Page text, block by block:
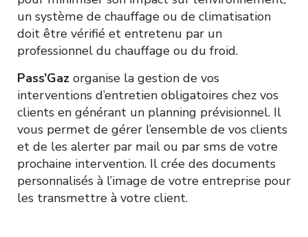
un système de chauffage ou de climatisation
doit être vérifié et entretenu par un
professionnel du chauffage ou du froid.
Pass’Gaz organise la gestion de vos
interventions d’entretien obligatoires chez vos
clients en générant un planning prévisionnel. Il
vous permet de gérer l’ensemble de vos clients
et de les alerter par mail ou par sms de votre
prochaine intervention. Il crée des documents
personnalisés à l’image de votre entreprise pour
les transmettre à votre client.